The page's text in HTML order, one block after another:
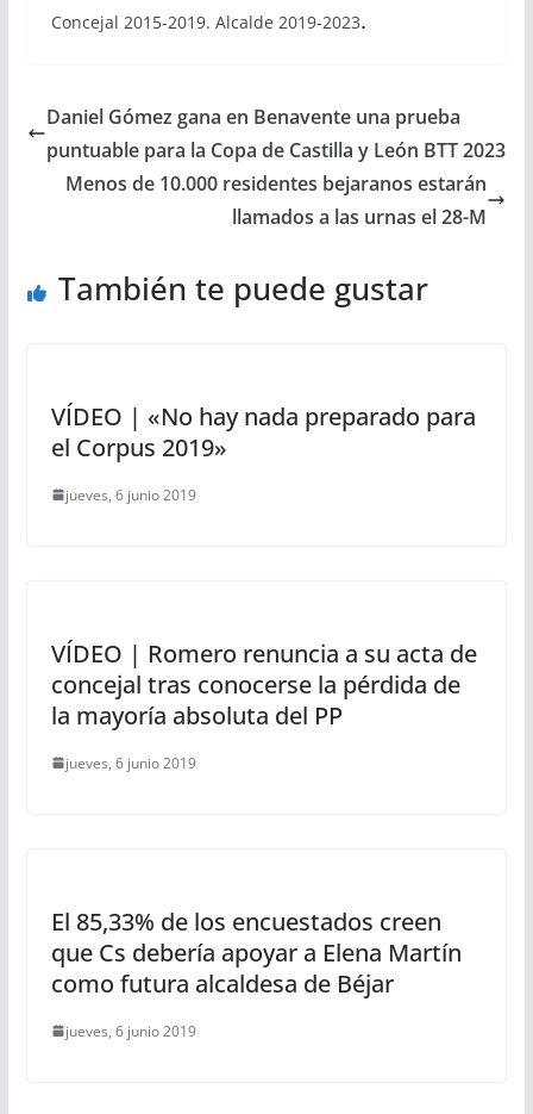
Concejal 2015-2019. Alcalde 2019-2023.
Daniel Gómez gana en Benavente una prueba
puntuable para la Copa de Castilla y León BTT 2023
Menos de 10.000 residentes bejaranos estarán
llamados a las urnas el 28-M
También te puede gustar
VÍDEO | «No hay nada preparado para
el Corpus 2019»
jueves, 6 junio 2019
VÍDEO | Romero renuncia a su acta de
concejal tras conocerse la pérdida de
la mayoría absoluta del PP
jueves, 6 junio 2019
El 85,33% de los encuestados creen
que Cs debería apoyar a Elena Martín
como futura alcaldesa de Béjar
jueves, 6 junio 2019